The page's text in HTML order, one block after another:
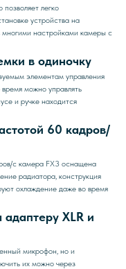
легко
устройства на
многими настройками камеры с
в одиночку
элементам управления
время можно управлять
и ручке находится
60 кадров/
с камера FX3 оснащена
радиатора, конструкция
охлаждение даже во время
адаптеру XLR и
микрофон, но и
их можно через